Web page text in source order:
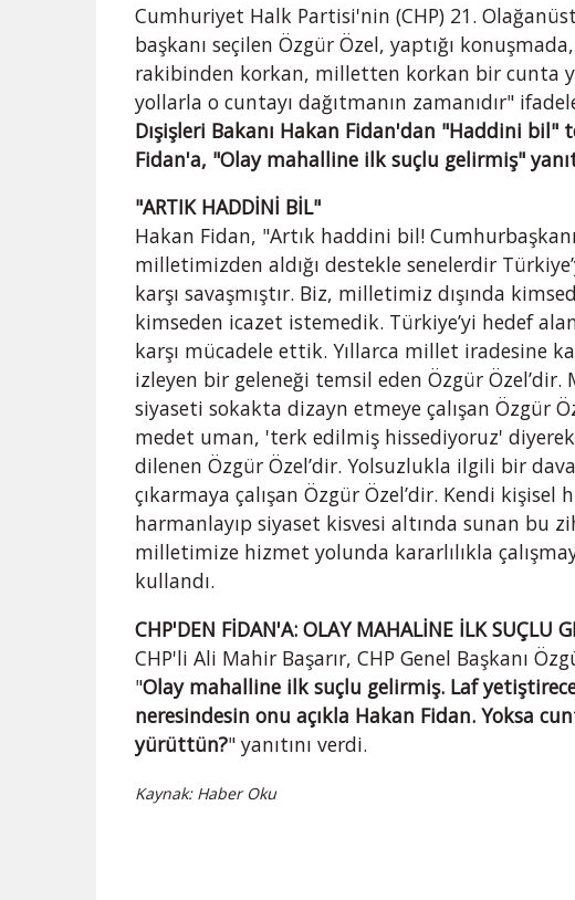
Cumhuriyet Halk Partisi'nin (CHP) 21.
başkanı seçilen Özgür Özel, yaptığı
rakibinden korkan, milletten korkan bir cunta
yollarla o cuntayı dağıtmanın zamanıdır"
Dışişleri Bakanı Hakan Fidan'dan "Haddini bil"
Fidan'a, "Olay mahalline ilk suçlu gelirmiş"
"ARTIK HADDİNİ BİL"
Hakan Fidan, "Artık haddini bil!
milletimizden aldığı destekle senelerdir
karşı savaşmıştır. Biz, milletimiz dışında
kimseden icazet istemedik. Türkiye’yi hedef
karşı mücadele ettik. Yıllarca millet iradesine
izleyen bir geleneği temsil eden Özgür Özel’dir.
siyaseti sokakta dizayn etmeye çalışan Özgür
medet uman, 'terk edilmiş hissediyoruz'
dilenen Özgür Özel’dir. Yolsuzlukla ilgili bir
çıkarmaya çalışan Özgür Özel’dir. Kendi kişisel
harmanlayıp siyaset kisvesi altında sunan bu
milletimize hizmet yolunda kararlılıkla
kullandı.
CHP'DEN FİDAN'A: OLAY MAHALİNE İLK SUÇLU
CHP'li Ali Mahir Başarır, CHP Genel Başkanı
"Olay mahalline ilk suçlu gelirmiş. Laf
neresindesin onu açıkla Hakan Fidan. Yoksa
yürüttün?" yanıtını verdi.
Kaynak: Haber Oku